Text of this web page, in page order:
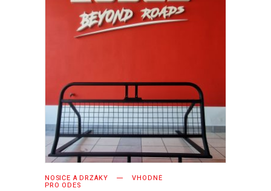
NOSIČE A DRŽÁKY VHODNÉ
PRO ODES